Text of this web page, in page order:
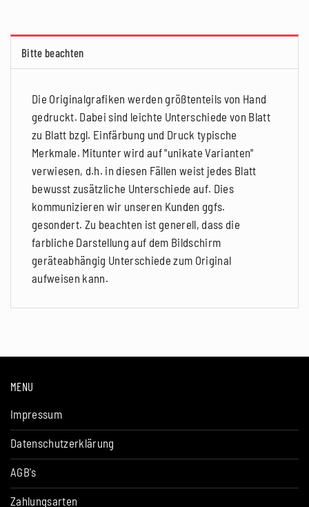
Bitte beachten
Die Originalgrafiken werden größtenteils von Hand
gedruckt. Dabei sind leichte Unterschiede von Blatt
zu Blatt bzgl. Einfärbung und Druck typische
Merkmale. Mitunter wird auf "unikate Varianten"
verwiesen, d.h. in diesen Fällen weist jedes Blatt
bewusst zusätzliche Unterschiede auf. Dies
kommunizieren wir unseren Kunden ggfs.
gesondert. Zu beachten ist generell, dass die
farbliche Darstellung auf dem Bildschirm
geräteabhängig Unterschiede zum Original
aufweisen kann.
MENU
Impressum
Datenschutzerklärung
AGB's
Zahlungsarten